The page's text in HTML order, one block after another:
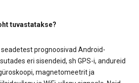
tuvastatakse?
prognoosivad Android-
eri sisendeid, sh GPS-i, andureid
magnetomeetrit ja